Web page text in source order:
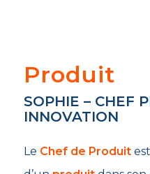
Produit
SOPHIE – CHEF
INNOVATION
Le Chef de Produit